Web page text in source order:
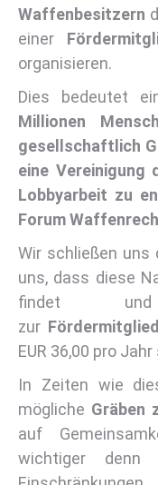
Waffenbesitzern
einer
organisieren.
Dies bedeutet
Millionen
gesellschaftlich
eine
Lobbyarbeit zu
Forum
Wir schließen
uns, dass diese
findet
zur
EUR 36,00 pro
In Zeiten wie
mögliche Gräben
auf
wichtiger denn